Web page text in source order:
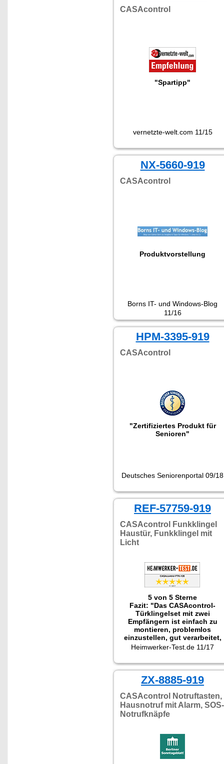
CASAcontrol
"Spartipp"
vernetzte-welt.com 11/15
NX-5660-919
CASAcontrol
Produktvorstellung
Borns IT- und Windows-Blog
11/16
HPM-3395-919
CASAcontrol
"Zertifiziertes Produkt für
Senioren"
Deutsches Seniorenportal 09/18
REF-57759-919
CASAcontrol Funkklingel
Haustür, Funkklingel mit
Licht
5 von 5 Sterne
Fazit: "Das CASAcontrol-
Türklingelset mit zwei
Empfängern ist einfach zu
montieren, problemlos
einzustellen, gut verarbeitet,
vollständig ausgestattet und
Schwächen. Zu diesem Preis
unschlagbar!"
Getestet wurde NX-5829
Heimwerker-Test.de 11/17
ZX-8885-919
CASAcontrol Notruftasten,
Hausnotruf mit Alarm, SOS-
Notrufknäpfe